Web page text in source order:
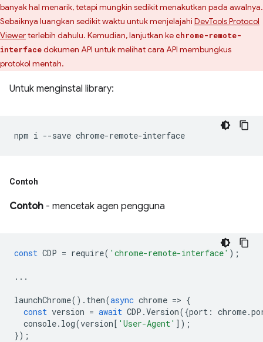
banyak hal menarik, tetapi mungkin sedikit menakutkan pada awalnya.
Sebaiknya luangkan sedikit waktu untuk menjelajahi DevTools Protocol
Viewerterlebih dahulu. Kemudian, lanjutkan ke chrome-remote-
interfacedokumen API untuk melihat cara API membungkus
protokol mentah.
Untuk menginstal library:
npm i --save
Contoh
Contoh - mencetak agen pengguna
const CDP = require( 'chrome-remote-interface' );
...
launchChrome(). then(async chrome => {
const version = await CDP .Version({port : chrome.
console. log(version[ 'User-Agent' ]);
});